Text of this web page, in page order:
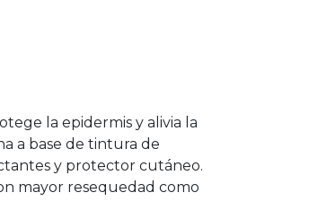
la epidermis y alivia la
a base de tintura de
y protector cutáneo.
mayor resequedad como